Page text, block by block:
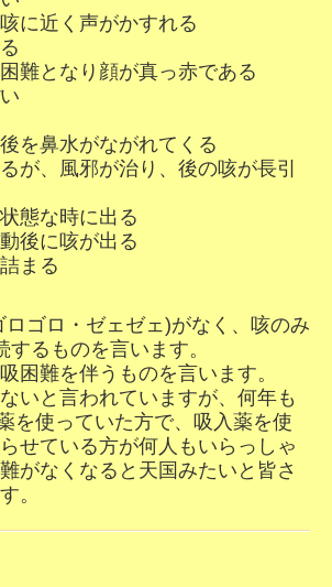
に近く声がかすれる
難となり顔が真っ赤である
を鼻水がながれてくる
が、風邪が治り、後の咳が長引
態な時に出る
後に咳が出る
まる
ゴロ・ゼェゼェ)がなく、咳のみ
るものを言います。
困難を伴うものを言います。
いと言われていますが、何年も
を使っていた方で、吸入薬を使
せている方が何人もいらっしゃ
がなくなると天国みたいと皆さ
。